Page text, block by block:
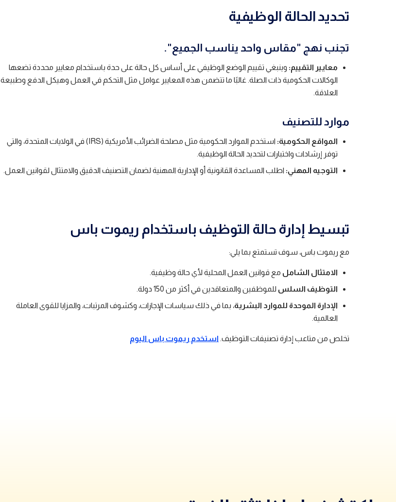
تحديد الحالة الوظيفية
تجنب نهج "مقاس واحد يناسب الجميع".
معايير التقييم: وينبغي تقييم الوضع الوظيفي على أساس كل حالة على حدة باستخدام معايير محددة تضعها
الوكالات الحكومية ذات الصلة. غالبًا ما تتضمن هذه المعايير عوامل مثل التحكم في العمل وهيكل الدفع وطبيعة
العلاقة.
موارد للتصنيف
المواقع الحكومية:
استخدم الموارد الحكومية مثل مصلحة الضرائب الأمريكية (IRS) في الولايات المتحدة، والتي
توفر إرشادات واختبارات لتحديد الحالة الوظيفية.
التوجيه المهني: اطلب المساعدة القانونية أو الإدارية المهنية لضمان التصنيف الدقيق والامتثال لقوانين العمل.
تبسيط إدارة حالة التوظيف باستخدام ريموت باس
مع ريموت باس، سوف تستمتع بما يلي:
الامتثال الشامل مع قوانين العمل المحلية لأي حالة وظيفية.
التوظيف السلس للموظفين والمتعاقدين في أكثر من 150 دولة.
الإدارة الموحدة للموارد البشرية، بما في ذلك سياسات الإجازات، وكشوف المرتبات، والمزايا للقوى العاملة
العالمية.
تخلص من متاعب إدارة تصنيفات التوظيف. استخدم ريموت باس اليوم